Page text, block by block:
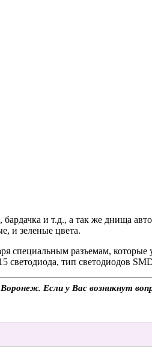
и т.д., а так же днища
и зеленые цвета.
специальным разъемам,
тип светодиодов
Если у Вас возникнут